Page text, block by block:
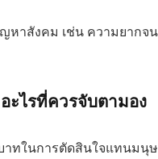
หาสังคม เช่น ความยากจ
ะไรที่ควรจับตามอง
าทในการตัดสินใจแทนมนุ